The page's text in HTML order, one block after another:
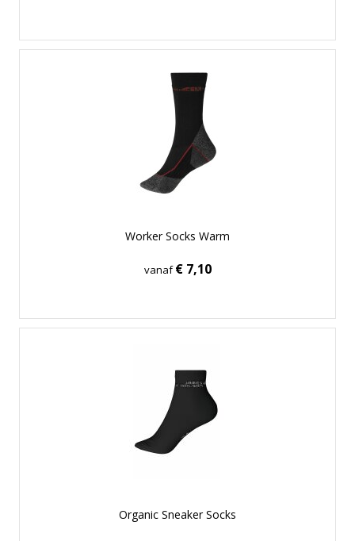
Worker Socks Warm
vanaf€ 7,10
Organic Sneaker Socks